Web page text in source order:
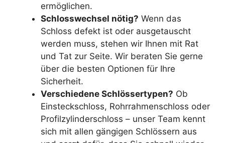
ermöglichen.
Schlosswechsel nötig? Wenn das
Schloss defekt ist oder ausgetauscht
werden muss, stehen wir Ihnen mit Rat
und Tat zur Seite. Wir beraten Sie gerne
über die besten Optionen für Ihre
Sicherheit.
Verschiedene Schlössertypen? Ob
Einsteckschloss, Rohrrahmenschloss oder
Profilzylinderschloss – unser Team kennt
sich mit allen gängigen Schlössern aus